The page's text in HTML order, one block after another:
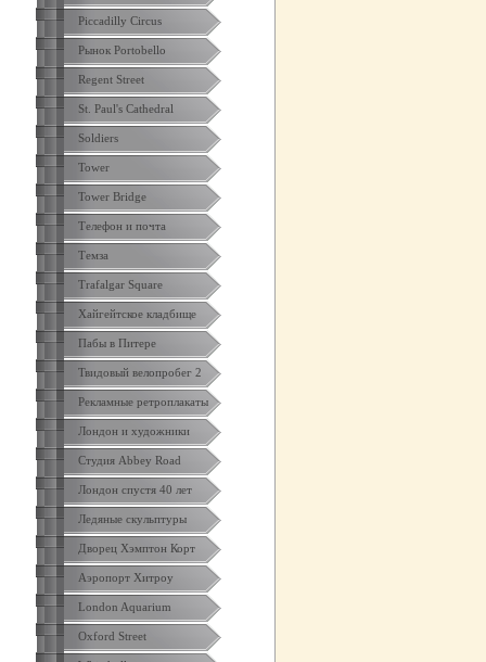
Piccadilly Circus
Рынок Portobello
Regent Street
St. Paul's Cathedral
Soldiers
Tower
Tower Bridge
Телефон и почта
Темза
Trafalgar Square
Хайгейтское кладбище
Пабы в Питере
Твидовый велопробег 2
Рекламные ретроплакаты
Лондон и художники
Студия Abbey Road
Лондон спустя 40 лет
Ледяные скульптуры
Дворец Хэмптон Корт
Аэропорт Хитроу
London Aquarium
Oxford Street